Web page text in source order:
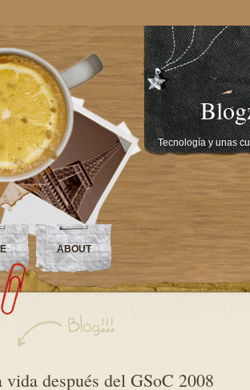
Tecnología y unas
ABOUT
vida después del GSoC 2008